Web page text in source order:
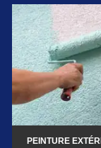
PEINTURE